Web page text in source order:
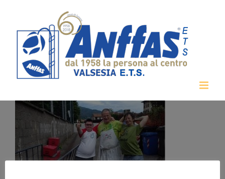
contenuto